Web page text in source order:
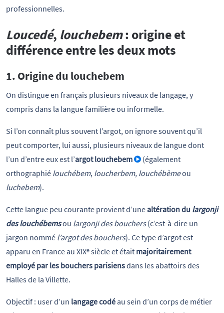
professionnelles.
Loucedé, louchebem: origine et
différence entre les deux mots
1. Origine du louchebem
On distingue en français plusieurs niveaux de langage, y
compris dans la langue familière ou informelle.
Si l’on connaît plus souvent l’argot, on ignore souvent qu’il
peut comporter, lui aussi, plusieurs niveaux de langue dont
l’un d’entre eux est l’argot louchebem
(également
orthographié louchébem, loucherbem, louchébèmeou
luchebem).
Cette langue peu courante provient d’unealtération du largonji
des louchébemsou largonji des bouchers(c’est-à-dire un
jargon nommé l’argot des bouchers). Ce type d’argot est
apparu en France au XIXᵉ siècle et était majoritairement
employé par les bouchers parisiensdans les abattoirs des
Halles de la Villette.
Objectif : user d’un langage codéau sein d’un corps de métier